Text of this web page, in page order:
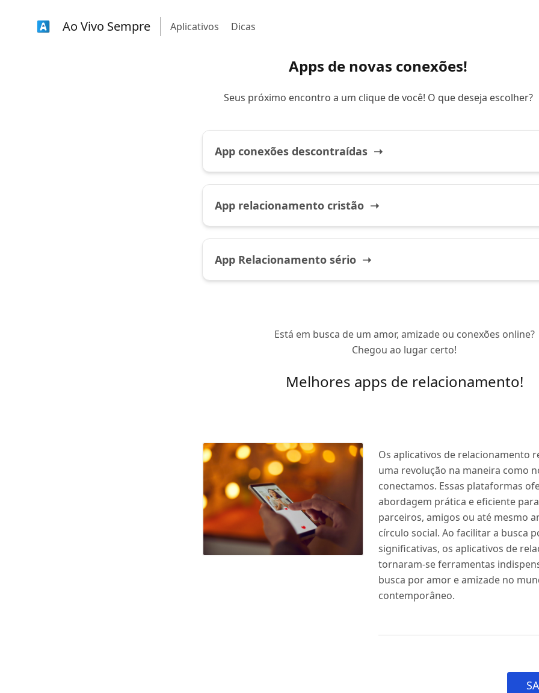
Ao Vivo Sempre Aplicativos Dicas
Apps de novas conexões!
Seus próximo encontro a um clique de você! O que deseja escolher?
App conexões descontraídas ➝
App relacionamento cristão ➝
App Relacionamento sério ➝
Está em busca de um amor, amizade ou conexões online?
Chegou ao lugar certo!
Melhores apps de relacionamento!
Os aplicativos de relacionamento
uma revolução na maneira como
conectamos. Essas plataformas
abordagem prática e eficiente
parceiros, amigos ou até mesmo
círculo social. Ao facilitar a busca
significativas, os aplicativos de
tornaram-se ferramentas
busca por amor e amizade no
contemporâneo.